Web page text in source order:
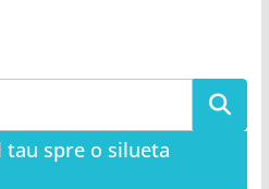
spre o silueta